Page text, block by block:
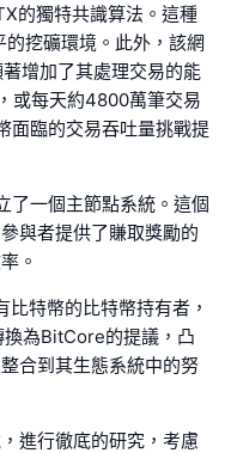
的獨特共識算法。這種
挖礦環境。此外，該網
增加了其處理交易的能
或每天約4800萬筆交易
面臨的交易吞吐量挑戰提
了一個主節點系統。這個
與者提供了賺取獎勵的
。
特幣的比特幣持有者，
換為BitCore的提議，凸
合到其生態系統中的努
進行徹底的研究，考慮